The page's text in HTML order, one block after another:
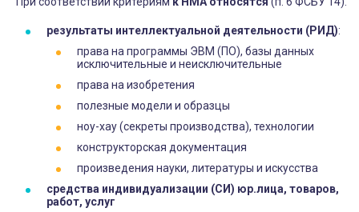
результаты интеллектуальной деятельности (РИД):
права на программы ЭВМ (ПО), базы данных
исключительные и неисключительные
права на изобретения
полезные модели и образцы
ноу-хау (секреты производства), технологии
конструкторская документация
произведения науки, литературы и искусства
средства индивидуализации (СИ) юр.лица, товаров,
работ, услуг